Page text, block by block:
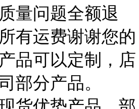
量问题全额退
有运费谢谢您的
品可以定制，店
部分产品。